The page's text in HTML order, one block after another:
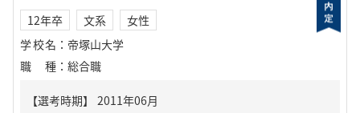
12年卒 文系
女性
学校名 ： 帝塚山大学
職種 ： 総合職